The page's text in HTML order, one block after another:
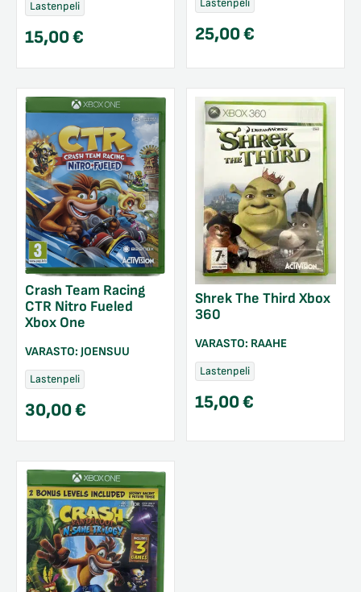
Lastenpeli
15,00€
Lastenpeli
25,00€
Crash Team Racing
CTR Nitro Fueled
Xbox One
VARASTO: JOENSUU
Lastenpeli
30,00€
Shrek The Third Xbox
360
VARASTO: RAAHE
Lastenpeli
15,00€